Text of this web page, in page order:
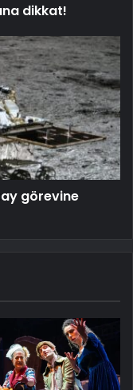
dikkat!
görevine